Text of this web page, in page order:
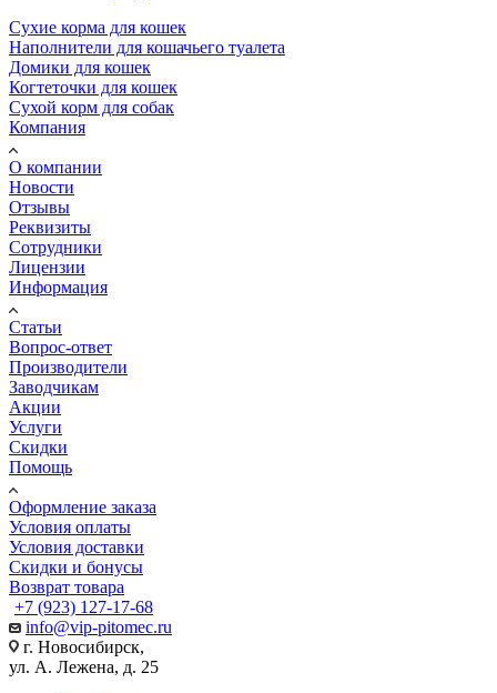
Сухие корма для кошек
Наполнители для кошачьего туалета
Домики для кошек
Когтеточки для кошек
Сухой корм для собак
Компания
О компании
Новости
Отзывы
Реквизиты
Сотрудники
Лицензии
Информация
Статьи
Вопрос-ответ
Производители
Заводчикам
Акции
Услуги
Скидки
Помощь
Оформление заказа
Условия оплаты
Условия доставки
Скидки и бонусы
Возврат товара
+7 (923) 127-17-68
info@vip-pitomec.ru
г. Новосибирск,
ул. А. Лежена, д. 25